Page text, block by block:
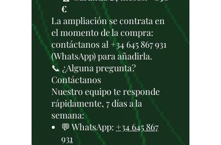
€
La ampliación se contrata en
el momento de la compra:
contáctanos al +34 645 867 931
(WhatsApp) para añadirla.
📞 ¿Alguna pregunta?
Contáctanos
Nuestro equipo te responde
rápidamente, 7 días a la
semana:
💬 WhatsApp: +34 645 867
931